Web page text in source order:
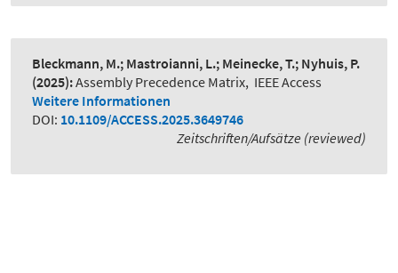
Bleckmann, M.; Mastroianni, L.; Meinecke, T.; Nyhuis, P.
(2025):Assembly Precedence Matrix, IEEE Access
Weitere Informationen
DOI: 10.1109/ACCESS.2025.3649746
Zeitschriften/Aufsätze (reviewed)